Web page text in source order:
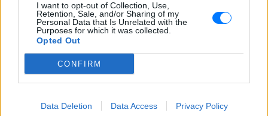
I want to opt-out of Collection, Use,
Retention, Sale, and/or Sharing of my
Personal Data that Is Unrelated with the
Purposes for which it was collected.
Opted Out
CONFIRM
Data Deletion Data Access Privacy Policy
και μάθετε πρώτοι
τα πιο hot νέα .